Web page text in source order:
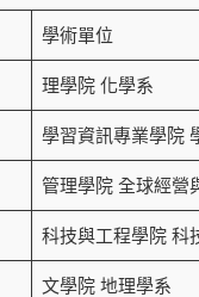
學術單位
理學院 化學系
學習資訊專業學院
管理學院 全球經營
科技與工程學院 科
文學院 地理學系